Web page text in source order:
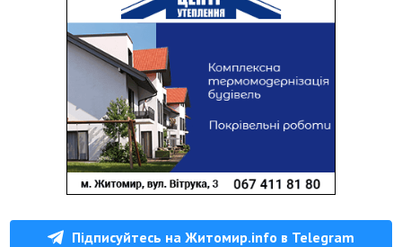
Підписуйтесь на Житомир.info в Telegram